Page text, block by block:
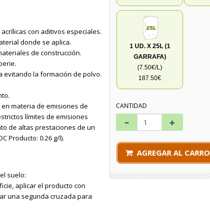
con aditivos especiales.
donde se aplica.
de construcción.
evitando la formación de polvo.
materia de emisiones de
límites de emisiones
de altas prestaciones de un
Producto: 0.26 g/l).
suelo:
aplicar el producto con
una segunda cruzada para
1 UD. X 25L (1
GARRAFA)
(7.50€/L)
187.50€
CANTIDAD
AGREGAR AL CARRO